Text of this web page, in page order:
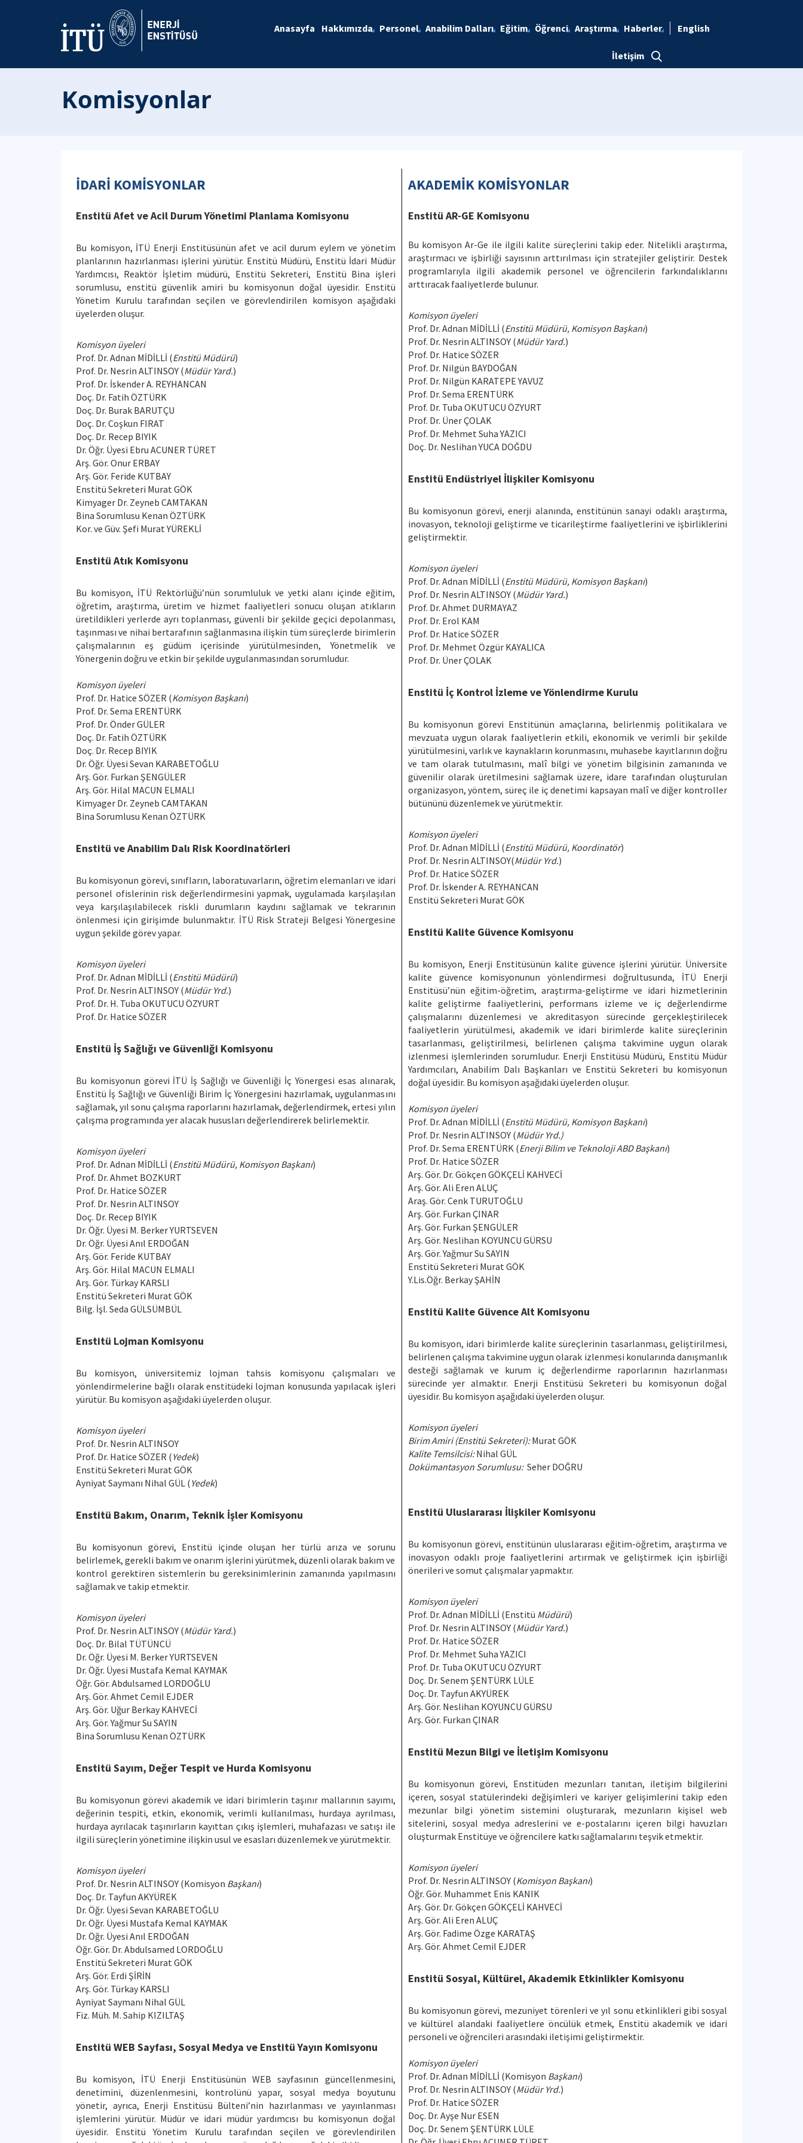
Anasayfa Hakkımızda Personel Anabilim Dalları Eğitim Öğrenci Araştırma Haberler
İletişim
English
Komisyonlar
İDARİ KOMİSYONLAR
Enstitü Afet ve Acil Durum Yönetimi Planlama Komisyonu
Bu komisyon, İTÜ Enerji Enstitüsünün afet ve acil durum eylem ve yönetim
planlarının hazırlanması işlerini yürütür. Enstitü Müdürü, Enstitü İdari Müdür
Yardımcısı, Reaktör İşletim müdürü, Enstitü Sekreteri, Enstitü Bina işleri
sorumlusu, enstitü güvenlik amiri bu komisyonun doğal üyesidir. Enstitü
Yönetim Kurulu tarafından seçilen ve görevlendirilen komisyon aşağıdaki
üyelerden oluşur.
Komisyon üyeleri
Prof. Dr. Adnan MİDİLLİ (Enstitü Müdürü)
Prof. Dr. Nesrin ALTINSOY (Müdür Yard.)
Prof. Dr. İskender A. REYHANCAN
Doç. Dr. Fatih ÖZTÜRK
Doç. Dr. Burak BARUTÇU
Doç. Dr. Coşkun FIRAT
Doç. Dr. Recep BIYIK
Dr. Öğr. Üyesi Ebru ACUNER TÜRET
Arş. Gör. Onur ERBAY
Arş. Gör. Feride KUTBAY
Enstitü Sekreteri Murat GÖK
Kimyager Dr. Zeyneb CAMTAKAN
Bina Sorumlusu Kenan ÖZTÜRK
Kor. ve Güv. Şefi Murat YÜREKLİ
Enstitü Atık Komisyonu
Bu komisyon, İTÜ Rektörlüğü’nün sorumluluk ve yetki alanı içinde eğitim,
öğretim, araştırma, üretim ve hizmet faaliyetleri sonucu oluşan atıkların
üretildikleri yerlerde ayrı toplanması, güvenli bir şekilde geçici depolanması,
taşınması ve nihai bertarafının sağlanmasına ilişkin tüm süreçlerde birimlerin
çalışmalarının eş güdüm içerisinde yürütülmesinden, Yönetmelik ve
Yönergenin doğru ve etkin bir şekilde uygulanmasından sorumludur.
Komisyon üyeleri
Prof. Dr. Hatice SÖZER (Komisyon Başkanı)
Prof. Dr. Sema ERENTÜRK
Prof. Dr. Önder GÜLER
Doç. Dr. Fatih ÖZTÜRK
Doç. Dr. Recep BIYIK
Dr. Öğr. Üyesi Sevan KARABETOĞLU
Arş. Gör. Furkan ŞENGÜLER
Arş. Gör. Hilal MACUN ELMALI
Kimyager Dr. Zeyneb CAMTAKAN
Bina Sorumlusu Kenan ÖZTÜRK
Enstitü ve Anabilim Dalı Risk Koordinatörleri
Bu komisyonun görevi, sınıfların, laboratuvarların, öğretim elemanları ve idari
personel ofislerinin risk değerlendirmesini yapmak, uygulamada karşılaşılan
veya karşılaşılabilecek riskli durumların kaydını sağlamak ve tekrarının
önlenmesi için girişimde bulunmaktır. İTÜ Risk Strateji Belgesi Yönergesine
uygun şekilde görev yapar.
Komisyon üyeleri
Prof. Dr. Adnan MİDİLLİ (Enstitü Müdürü)
Prof. Dr. Nesrin ALTINSOY (Müdür Yrd.)
Prof. Dr. H. Tuba OKUTUCU ÖZYURT
Prof. Dr. Hatice SÖZER
Enstitü İş Sağlığı ve Güvenliği Komisyonu
Bu komisyonun görevi İTÜ İş Sağlığı ve Güvenliği İç Yönergesi esas alınarak,
Enstitü İş Sağlığı ve Güvenliği Birim İç Yönergesini hazırlamak, uygulanmasını
sağlamak, yıl sonu çalışma raporlarını hazırlamak, değerlendirmek, ertesi yılın
çalışma programında yer alacak hususları değerlendirerek belirlemektir.
Komisyon üyeleri
Prof. Dr. Adnan MİDİLLİ (Enstitü Müdürü, Komisyon Başkanı)
Prof. Dr. Ahmet BOZKURT
Prof. Dr. Hatice SÖZER
Prof. Dr. Nesrin ALTINSOY
Doç. Dr. Recep BIYIK
Dr. Öğr. Üyesi M. Berker YURTSEVEN
Dr. Öğr. Üyesi Anıl ERDOĞAN
Arş. Gör. Feride KUTBAY
Arş. Gör. Hilal MACUN ELMALI
Arş. Gör. Türkay KARSLI
Enstitü Sekreteri Murat GÖK
Bilg. İşl. Seda GÜLSÜMBÜL
Enstitü Lojman Komisyonu
Bu komisyon, üniversitemiz lojman tahsis komisyonu çalışmaları ve
yönlendirmelerine bağlı olarak enstitüdeki lojman konusunda yapılacak işleri
yürütür. Bu komisyon aşağıdaki üyelerden oluşur.
Komisyon üyeleri
Prof. Dr. Nesrin ALTINSOY
Prof. Dr. Hatice SÖZER (Yedek)
Enstitü Sekreteri Murat GÖK
Ayniyat Saymanı Nihal GÜL (Yedek)
Enstitü Bakım, Onarım, Teknik İşler Komisyonu
Bu komisyonun görevi, Enstitü içinde oluşan her türlü arıza ve sorunu
belirlemek, gerekli bakım ve onarım işlerini yürütmek, düzenli olarak bakım ve
kontrol gerektiren sistemlerin bu gereksinimlerinin zamanında yapılmasını
sağlamak ve takip etmektir.
Komisyon üyeleri
Prof. Dr. Nesrin ALTINSOY (Müdür Yard.)
Doç. Dr. Bilal TÜTÜNCÜ
Dr. Öğr. Üyesi M. Berker YURTSEVEN
Dr. Öğr. Üyesi Mustafa Kemal KAYMAK
Öğr. Gör. Abdulsamed LORDOĞLU
Arş. Gör. Ahmet Cemil EJDER
Arş. Gör. Uğur Berkay KAHVECİ
Arş. Gör. Yağmur Su SAYIN
Bina Sorumlusu Kenan ÖZTÜRK
Enstitü Sayım, Değer Tespit ve Hurda Komisyonu
Bu komisyonun görevi akademik ve idari birimlerin taşınır mallarının sayımı,
değerinin tespiti, etkin, ekonomik, verimli kullanılması, hurdaya ayrılması,
hurdaya ayrılacak taşınırların kayıttan çıkış işlemleri, muhafazası ve satışı ile
ilgili süreçlerin yönetimine ilişkin usul ve esasları düzenlemek ve yürütmektir.
Komisyon üyeleri
Prof. Dr. Nesrin ALTINSOY (Komisyon Başkanı)
Doç. Dr. Tayfun AKYÜREK
Dr. Öğr. Üyesi Sevan KARABETOĞLU
Dr. Öğr. Üyesi Mustafa Kemal KAYMAK
Dr. Öğr. Üyesi Anıl ERDOĞAN
Öğr. Gör. Dr. Abdulsamed LORDOĞLU
Enstitü Sekreteri Murat GÖK
Arş. Gör. Erdi ŞİRİN
Arş. Gör. Türkay KARSLI
Ayniyat Saymanı Nihal GÜL
Fiz. Müh. M. Sahip KIZILTAŞ
Enstitü WEB Sayfası, Sosyal Medya ve Enstitü Yayın Komisyonu
Bu komisyon, İTÜ Enerji Enstitüsünün WEB sayfasının güncellenmesini,
denetimini, düzenlenmesini, kontrolünü yapar, sosyal medya boyutunu
yönetir, ayrıca, Enerji Enstitüsü Bülteni’nin hazırlanması ve yayınlanması
işlemlerini yürütür. Müdür ve idari müdür yardımcısı bu komisyonun doğal
üyesidir. Enstitü Yönetim Kurulu tarafından seçilen ve görevlendirilen
AKADEMİK KOMİSYONLAR
Enstitü AR-GE Komisyonu
Bu komisyon Ar-Ge ile ilgili kalite süreçlerini takip eder. Nitelikli araştırma,
araştırmacı ve işbirliği sayısının arttırılması için stratejiler geliştirir. Destek
programlarıyla ilgili akademik personel ve öğrencilerin farkındalıklarını
arttıracak faaliyetlerde bulunur.
Komisyon üyeleri
Prof. Dr. Adnan MİDİLLİ (Enstitü Müdürü, Komisyon Başkanı)
Prof. Dr. Nesrin ALTINSOY (Müdür Yard.)
Prof. Dr. Hatice SÖZER
Prof. Dr. Nilgün BAYDOĞAN
Prof. Dr. Nilgün KARATEPE YAVUZ
Prof. Dr. Sema ERENTÜRK
Prof. Dr. Tuba OKUTUCU ÖZYURT
Prof. Dr. Üner ÇOLAK
Prof. Dr. Mehmet Suha YAZICI
Doç. Dr. Neslihan YUCA DOĞDU
Enstitü Endüstriyel İlişkiler Komisyonu
Bu komisyonun görevi, enerji alanında, enstitünün sanayi odaklı araştırma,
inovasyon, teknoloji geliştirme ve ticarileştirme faaliyetlerini ve işbirliklerini
geliştirmektir.
Komisyon üyeleri
Prof. Dr. Adnan MİDİLLİ (Enstitü Müdürü, Komisyon Başkanı)
Prof. Dr. Nesrin ALTINSOY (Müdür Yard.)
Prof. Dr. Ahmet DURMAYAZ
Prof. Dr. Erol KAM
Prof. Dr. Hatice SÖZER
Prof. Dr. Mehmet Özgür KAYALICA
Prof. Dr. Üner ÇOLAK
Enstitü İç Kontrol İzleme ve Yönlendirme Kurulu
Bu komisyonun görevi Enstitünün amaçlarına, belirlenmiş politikalara ve
mevzuata uygun olarak faaliyetlerin etkili, ekonomik ve verimli bir şekilde
yürütülmesini, varlık ve kaynakların korunmasını, muhasebe kayıtlarının doğru
ve tam olarak tutulmasını, malî bilgi ve yönetim bilgisinin zamanında ve
güvenilir olarak üretilmesini sağlamak üzere, idare tarafından oluşturulan
organizasyon, yöntem, süreç ile iç denetimi kapsayan malî ve diğer kontroller
bütününü düzenlemek ve yürütmektir.
Komisyon üyeleri
Prof. Dr. Adnan MİDİLLİ (Enstitü Müdürü, Koordinatör)
Prof. Dr. Nesrin ALTINSOY(Müdür Yrd.)
Prof. Dr. Hatice SÖZER
Prof. Dr. İskender A. REYHANCAN
Enstitü Sekreteri Murat GÖK
Enstitü Kalite Güvence Komisyonu
Bu komisyon, Enerji Enstitüsünün kalite güvence işlerini yürütür. Üniversite
kalite güvence komisyonunun yönlendirmesi doğrultusunda, İTÜ Enerji
Enstitüsü’nün eğitim-öğretim, araştırma-geliştirme ve idari hizmetlerinin
kalite geliştirme faaliyetlerini, performans izleme ve iç değerlendirme
çalışmalarını düzenlemesi ve akreditasyon sürecinde gerçekleştirilecek
faaliyetlerin yürütülmesi, akademik ve idari birimlerde kalite süreçlerinin
tasarlanması, geliştirilmesi, belirlenen çalışma takvimine uygun olarak
izlenmesi işlemlerinden sorumludur. Enerji Enstitüsü Müdürü, Enstitü Müdür
Yardımcıları, Anabilim Dalı Başkanları ve Enstitü Sekreteri bu komisyonun
doğal üyesidir. Bu komisyon aşağıdaki üyelerden oluşur.
Komisyon üyeleri
Prof. Dr. Adnan MİDİLLİ (Enstitü Müdürü, Komisyon Başkanı)
Prof. Dr. Nesrin ALTINSOY (Müdür Yrd.)
Prof. Dr. Sema ERENTÜRK (Enerji Bilim ve Teknoloji ABD Başkanı)
Prof. Dr. Hatice SÖZER
Arş. Gör. Dr. Gökçen GÖKÇELİ KAHVECİ
Arş. Gör. Ali Eren ALUÇ
Araş. Gör. Cenk TURUTOĞLU
Arş. Gör. Furkan ÇINAR
Arş. Gör. Furkan ŞENGÜLER
Arş. Gör. Neslihan KOYUNCU GÜRSU
Arş. Gör. Yağmur Su SAYIN
Enstitü Sekreteri Murat GÖK
Y.Lis.Öğr. Berkay ŞAHİN
Enstitü Kalite Güvence Alt Komisyonu
Bu komisyon, idari birimlerde kalite süreçlerinin tasarlanması, geliştirilmesi,
belirlenen çalışma takvimine uygun olarak izlenmesi konularında danışmanlık
desteği sağlamak ve kurum iç değerlendirme raporlarının hazırlanması
sürecinde yer almaktır. Enerji Enstitüsü Sekreteri bu komisyonun doğal
üyesidir. Bu komisyon aşağıdaki üyelerden oluşur.
Komisyon üyeleri
Birim Amiri (Enstitü Sekreteri):Murat GÖK
Kalite Temsilcisi:Nihal GÜL
Dokümantasyon Sorumlusu:Seher DOĞRU
Enstitü Uluslararası İlişkiler Komisyonu
Bu komisyonun görevi, enstitünün uluslararası eğitim-öğretim, araştırma ve
inovasyon odaklı proje faaliyetlerini artırmak ve geliştirmek için işbirliği
önerileri ve somut çalışmalar yapmaktır.
Komisyon üyeleri
Prof. Dr. Adnan MİDİLLİ (Enstitü Müdürü)
Prof. Dr. Nesrin ALTINSOY (Müdür Yard.)
Prof. Dr. Hatice SÖZER
Prof. Dr. Mehmet Suha YAZICI
Prof. Dr. Tuba OKUTUCU ÖZYURT
Doç. Dr. Senem ŞENTÜRK LÜLE
Doç. Dr. Tayfun AKYÜREK
Arş. Gör. Neslihan KOYUNCU GÜRSU
Arş. Gör. Furkan ÇINAR
Enstitü Mezun Bilgi ve İletişim Komisyonu
Bu komisyonun görevi, Enstitüden mezunları tanıtan, iletişim bilgilerini
içeren, sosyal statülerindeki değişimleri ve kariyer gelişimlerini takip eden
mezunlar bilgi yönetim sistemini oluşturarak, mezunların kişisel web
sitelerini, sosyal medya adreslerini ve e-postalarını içeren bilgi havuzları
oluşturmak Enstitüye ve öğrencilere katkı sağlamalarını teşvik etmektir.
Komisyon üyeleri
Prof. Dr. Nesrin ALTINSOY (Komisyon Başkanı)
Öğr. Gör. Muhammet Enis KANIK
Arş. Gör. Dr. Gökçen GÖKÇELİ KAHVECİ
Arş. Gör. Ali Eren ALUÇ
Arş. Gör. Fadime Özge KARATAŞ
Arş. Gör. Ahmet Cemil EJDER
Enstitü Sosyal, Kültürel, Akademik Etkinlikler Komisyonu
Bu komisyonun görevi, mezuniyet törenleri ve yıl sonu etkinlikleri gibi sosyal
ve kültürel alandaki faaliyetlere öncülük etmek, Enstitü akademik ve idari
personeli ve öğrencileri arasındaki iletişimi geliştirmektir.
Komisyon üyeleri
Prof. Dr. Adnan MİDİLLİ (Komisyon Başkanı)
Prof. Dr. Nesrin ALTINSOY (Müdür Yrd.)
Prof. Dr. Hatice SÖZER
Doç. Dr. Ayşe Nur ESEN
Doç. Dr. Senem ŞENTÜRK LÜLE